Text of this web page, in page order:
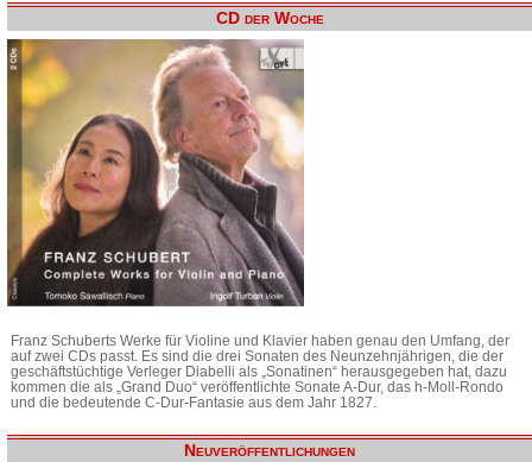
CD der Woche
Franz Schuberts Werke für Violine und Klavier haben genau den Umfang, der
auf zwei CDs passt. Es sind die drei Sonaten des Neunzehnjährigen, die der
geschäftstüchtige Verleger Diabelli als „Sonatinen“ herausgegeben hat, dazu
kommen die als „Grand Duo“ veröffentlichte Sonate A-Dur, das h-Moll-Rondo
und die bedeutende C-Dur-Fantasie aus dem Jahr 1827.
Neuveröffentlichungen